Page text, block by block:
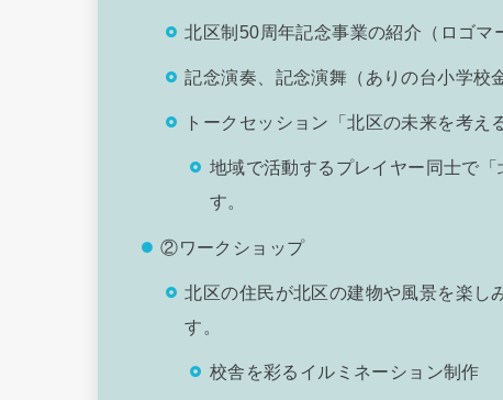
北区制50周年記念事業の紹介（ロゴマ
記念演奏、記念演舞（ありの台小学校
トークセッション「北区の未来を考え
地域で活動するプレイヤー同士で
す。
②ワークショップ
北区の住民が北区の建物や風景を楽し
す。
校舎を彩るイルミネーション制作